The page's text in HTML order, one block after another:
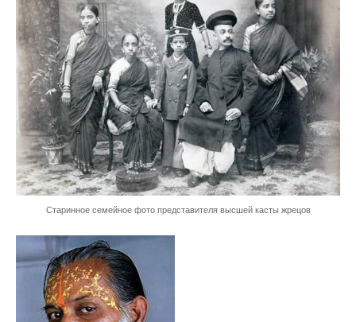
Старинное семейное фото представителя высшей касты жрецов